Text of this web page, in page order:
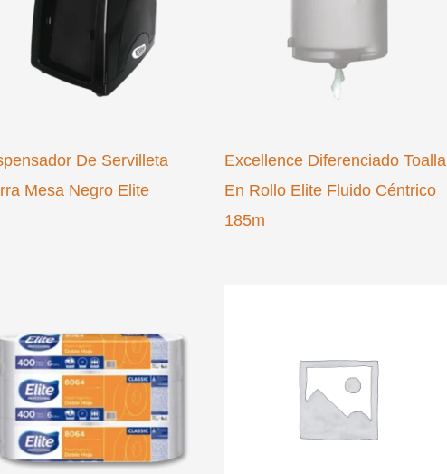
De Servilleta
Mesa Negro Elite
Excellence Diferenciado Toalla
En Rollo Elite Fluido Céntrico
185m